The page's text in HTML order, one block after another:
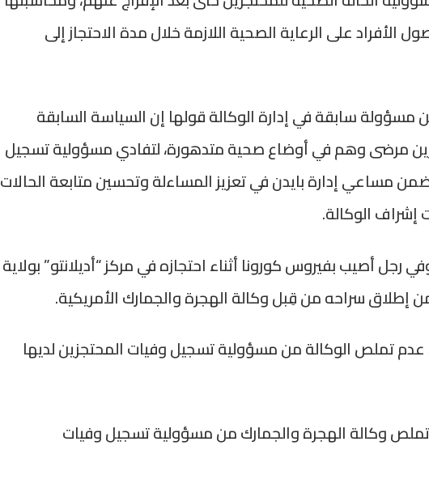
على الرعاية الصحية اللازمة خلال مدة الاحتجاز إلى
سابقة في إدارة الوكالة قولها إن السياسة السابقة
مرضى وهم في أوضاع صحية متدهورة، لتفادي مسؤولية تسجيل
ضمن مساعي إدارة بايدن في تعزيز المساءلة وتحسين متابعة الحالات
إشراف الوكالة.
أصيب بفيروس كورونا أثناء احتجازه في مركز “أديلانتو” بولاية
تملص الوكالة من مسؤولية تسجيل وفيات المحتجزين لديها
وكالة الهجرة والجمارك من مسؤولية تسجيل وفيات